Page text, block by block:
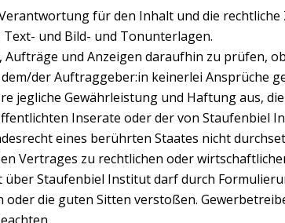
für den Inhalt und die
und Bild- und Tonunterlagen.
und Anzeigen daraufhin zu prüfen,
der Auftraggeber:in keinerlei Ansprüche
jegliche Gewährleistung und Haftung aus,
Inserate oder der von Staufenbiel
eines berührten Staates nicht
Vertrages zu rechtlichen oder
über Staufenbiel Institut darf durch
die guten Sitten verstoßen.